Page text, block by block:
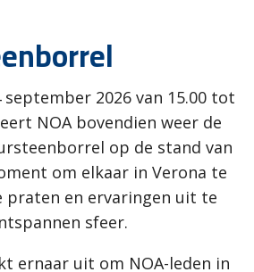
2026 van 15.00 tot
NOA bovendien weer de
op de stand van
om elkaar in Verona te
en ervaringen uit te
sfeer.
ernaar uit om NOA-leden in